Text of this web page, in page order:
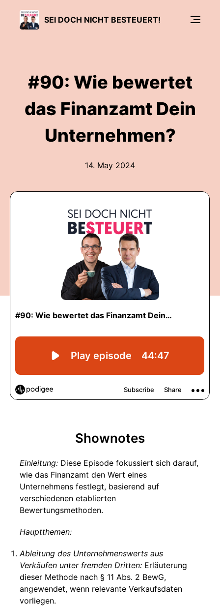
SEI DOCH NICHT BESTEUERT!
#90: Wie bewertet
das Finanzamt Dein
Unternehmen?
14. May 2024
Shownotes
Einleitung: Diese Episode fokussiert sich darauf,
wie das Finanzamt den Wert eines
Unternehmens festlegt, basierend auf
verschiedenen etablierten
Bewertungsmethoden.
Hauptthemen:
Ableitung des Unternehmenswerts aus
Verkäufen unter fremden Dritten: Erläuterung
dieser Methode nach § 11 Abs. 2 BewG,
angewendet, wenn relevante Verkaufsdaten
vorliegen.